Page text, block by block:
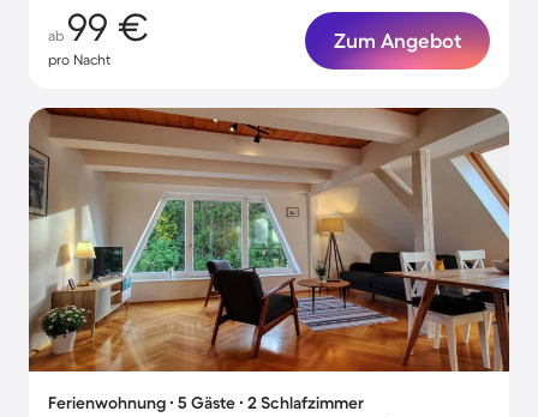
ab 99 €
pro Nacht
Zum Angebot
Ferienwohnung ∙ 5 Gäste ∙ 2 Schlafzimmer